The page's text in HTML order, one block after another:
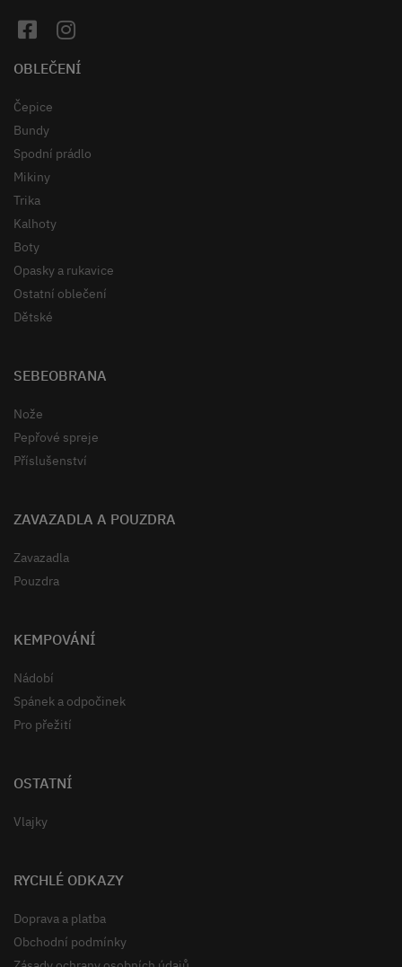
OBLEČENÍ
Čepice
Bundy
Spodní prádlo
Mikiny
Trika
Kalhoty
Boty
Opasky a rukavice
Ostatní oblečení
Dětské
SEBEOBRANA
Nože
Pepřové spreje
Příslušenství
ZAVAZADLA A POUZDRA
Zavazadla
Pouzdra
KEMPOVÁNÍ
Nádobí
Spánek a odpočinek
Pro přežití
OSTATNÍ
Vlajky
RYCHLÉ ODKAZY
Doprava a platba
Obchodní podmínky